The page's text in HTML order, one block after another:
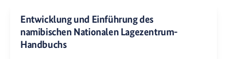
Entwicklung und Einführung des
namibischen Nationalen Lagezentrum-
Handbuchs